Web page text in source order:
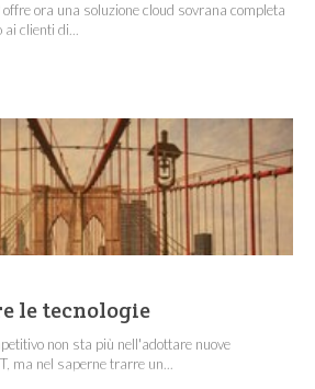
ora una soluzione cloud sovrana completa
ai clienti di...
le tecnologie
non sta più nell'adottare nuove
ma nel saperne trarre un...